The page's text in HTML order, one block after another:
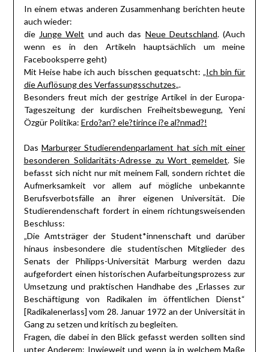
In einem etwas anderen Zusammenhang berichten heute
auch wieder:
die Junge Welt und auch das Neue Deutschland. (Auch
wenn es in den Artikeln hauptsächlich um meine
Facebooksperre geht)
Mit Heise habe ich auch bisschen gequatscht: „Ich bin für
die Auflösung des Verfassungsschutzes„.
Besonders freut mich der gestrige Artikel in der Europa-
Tageszeitung der kurdischen Freiheitsbewegung, Yeni
Özgür Politika: Erdo?an’? ele?tirince i?e al?nmad?!
Das Marburger Studierendenparlament hat sich mit einer
besonderen Solidaritäts-Adresse zu Wort gemeldet. Sie
befasst sich nicht nur mit meinem Fall, sondern richtet die
Aufmerksamkeit vor allem auf mögliche unbekannte
Berufsverbotsfälle an ihrer eigenen Universität. Die
Studierendenschaft fordert in einem richtungsweisenden
Beschluss:
„Die Amtsträger der Student*innenschaft und darüber
hinaus insbesondere die studentischen Mitglieder des
Senats der Philipps-Universität Marburg werden dazu
aufgefordert einen historischen Aufarbeitungsprozess zur
Umsetzung und praktischen Handhabe des „Erlasses zur
Beschäftigung von Radikalen im öffentlichen Dienst“
[Radikalenerlass] vom 28. Januar 1972 an der Universität in
Gang zu setzen und kritisch zu begleiten.
Fragen, die dabei in den Blick gefasst werden sollten sind
unter Anderem: Inwieweit und wenn ja in welchem Maße